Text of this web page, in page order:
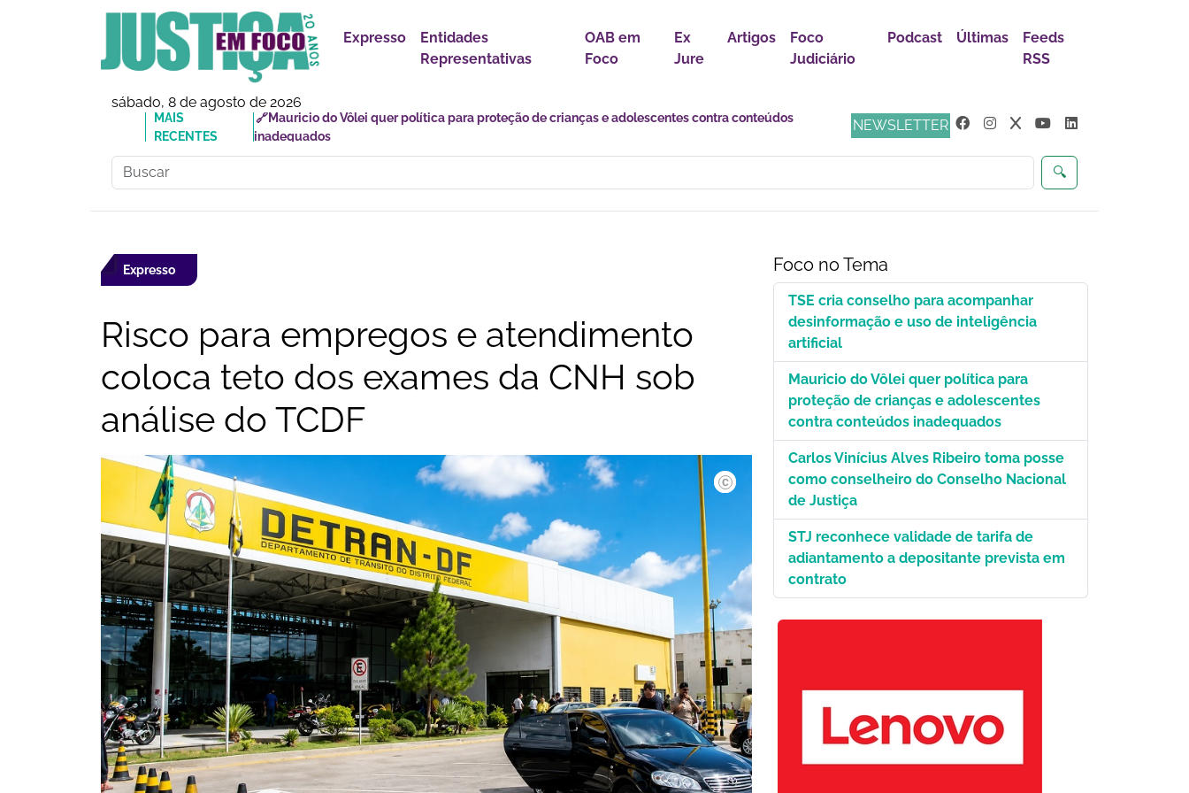
Expresso
Entidades
Representativas
OAB em
Foco
Ex
Jure
Artigos
Foco
Judiciário
Podcast Últimas
Feeds
RSS
sábado, 8 de agosto de 2026
NEWSLETTER
🔍
MAIS RECENTES 🔗Carlos Vinícius Alves Ribeiro toma posse como conselheiro do Conselho Nacional de Justiça
Expresso
Risco para empregos e atendimento
coloca teto dos exames da CNH sob
análise do TCDF
Divulgação
Foco no Tema
TSE cria conselho para acompanhar
desinformação e uso de inteligência
artificial
Mauricio do Vôlei quer política para
proteção de crianças e adolescentes
contra conteúdos inadequados
Carlos Vinícius Alves Ribeiro toma posse
como conselheiro do Conselho Nacional
de Justiça
STJ reconhece validade de tarifa de
adiantamento a depositante prevista em
contrato